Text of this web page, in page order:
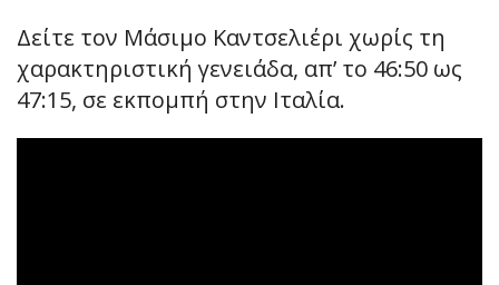
Δείτε τον Μάσιμο Καντσελιέρι χωρίς τη
χαρακτηριστική γενειάδα, απ’ το 46:50 ως
47:15, σε εκπομπή στην Ιταλία.